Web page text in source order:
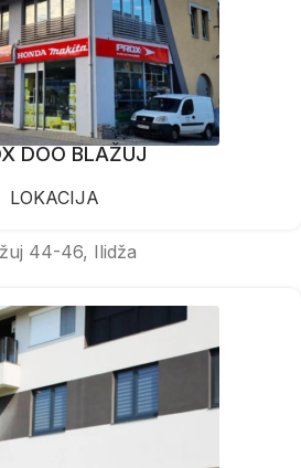
DOO BLAŽUJ
LOKACIJA
44-46, Ilidža